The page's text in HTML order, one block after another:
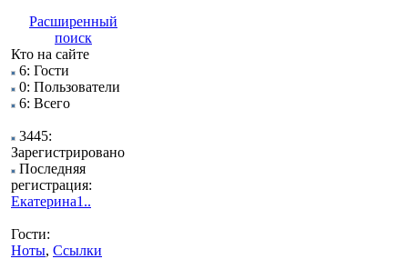
Расширенный
поиск
Кто на сайте
6: Гости
0: Пользователи
6: Всего
3445:
Зарегистрировано
Последняя
регистрация:
Екатерина1..
Гости:
Ноты, Ссылки